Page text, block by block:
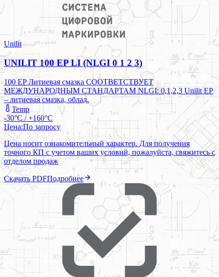
Unilit
UNILIT 100 EP LI (NLGI 0 1 2 3)
100 EP Литиевая смазка СООТВЕТСТВУЕТ
МЕЖДУНАРОДНЫМ СТАНДАРТАМ NLGI: 0,1,2,3 Unilit EP
– литиевая смазка, облад.
Temp
-30°C / +160°C
Цена:По запросу
Цена носит ознакомительный характер. Для получения
точного КП с учетом ваших условий, пожалуйста, свяжитесь с
отделом продаж
Скачать PDFПодробнее